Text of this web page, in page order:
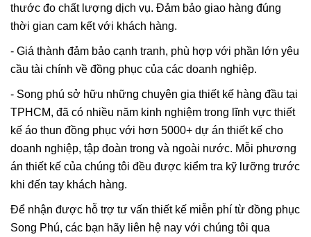
thước đo chất lượng dịch vụ. Đảm bảo giao hàng đúng
thời gian cam kết với khách hàng.
- Giá thành đảm bảo cạnh tranh, phù hợp với phần lớn yêu
cầu tài chính về đồng phục của các doanh nghiệp.
- Song phú sở hữu những chuyên gia thiết kế hàng đầu tại
TPHCM, đã có nhiều năm kinh nghiệm trong lĩnh vực thiết
kế áo thun đồng phục với hơn 5000+ dự án thiết kế cho
doanh nghiệp, tập đoàn trong và ngoài nước. Mỗi phương
án thiết kế của chúng tôi đều được kiểm tra kỹ lưỡng trước
khi đến tay khách hàng.
Để nhận được hỗ trợ tư vấn thiết kế miễn phí từ đồng phục
Song Phú, các bạn hãy liên hệ nay với chúng tôi qua